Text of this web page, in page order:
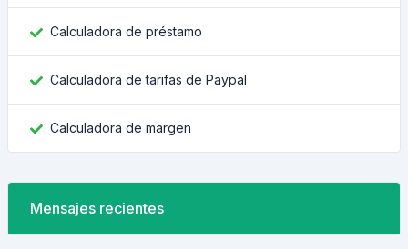
Calculadora de préstamo
Calculadora de tarifas de Paypal
Calculadora de margen
Mensajes recientes